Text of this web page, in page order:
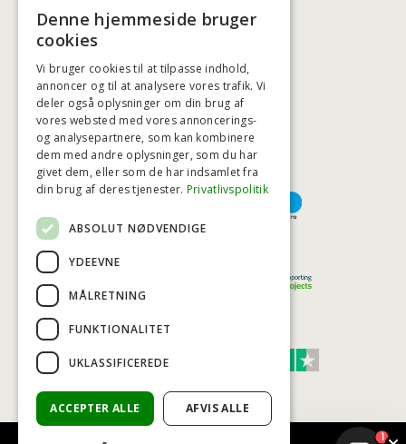
+45 3920 5084
HØJESTE KREDITVÆRDIGHED
BETALINGSMULIGHEDER
TRUST SCORE 4,7
Denne hjemmeside bruger
cookies
Vi bruger cookies til at tilpasse indhold,
annoncer og til at analysere vores trafik. Vi
deler også oplysninger om din brug af
vores websted med vores annoncerings-
og analysepartnere, som kan kombinere
dem med andre oplysninger, som du har
givet dem, eller som de har indsamlet fra
din brug af deres tjenester. Privatlivspolitik
ABSOLUT NØDVENDIGE
YDEEVNE
MÅLRETNING
FUNKTIONALITET
UKLASSIFICEREDE
ACCEPTER ALLE AFVIS ALLE
1